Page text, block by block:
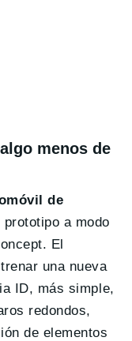
menos de
de
a modo
El
una nueva
ID, más simple,
redondos,
de elementos